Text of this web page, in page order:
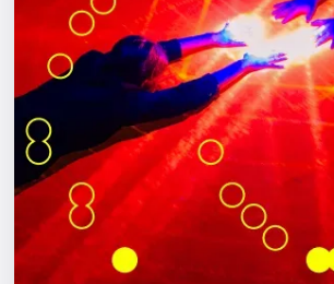
Города
Артисты
Рейтинги